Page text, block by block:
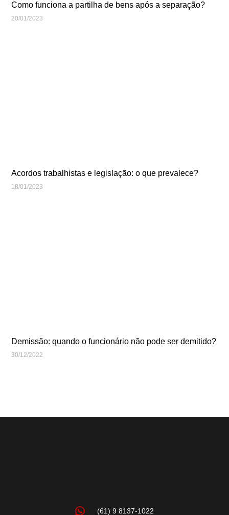
Como funciona a partilha de bens após a separação?
20/01/2023
Acordos trabalhistas e legislação: o que prevalece?
18/01/2023
Demissão: quando o funcionário não pode ser demitido?
30/12/2022
(61) 9 8137-1022